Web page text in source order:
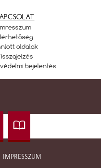
oldalak
bejelentés
IMPRESSZUM